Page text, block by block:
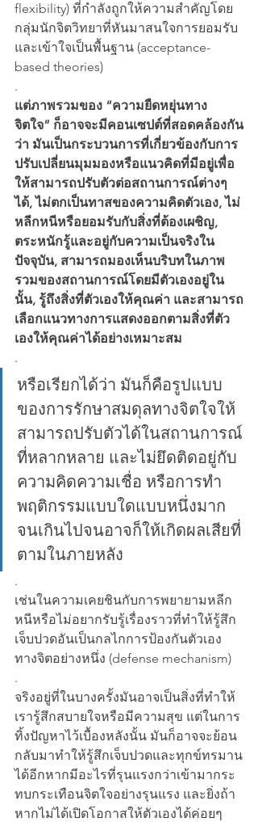
flexibility) ที่กำลังถูกให้ความสำคัญโดย
กลุ่มนักจิตวิทยาที่หันมาสนใจการยอมรับ
และเข้าใจเป็นพื้นฐาน (acceptance-
based theories)
.
แต่ภาพรวมของ “ความยืดหยุ่นทาง
จิตใจ” ก็อาจจะมีคอนเซปต์ที่สอดคล้องกัน
ว่า มันเป็นกระบวนการที่เกี่ยวข้องกับการ
ปรับเปลี่ยนมุมมองหรือแนวคิดที่มีอยู่เพื่อ
ให้สามารถปรับตัวต่อสถานการณ์ต่างๆ
ได้, ไม่ตกเป็นทาสของความคิดตัวเอง, ไม่
หลีกหนีหรือยอมรับกับสิ่งที่ต้องเผชิญ,
ตระหนักรู้และอยู่กับความเป็นจริงใน
ปัจจุบัน, สามารถมองเห็นบริบทในภาพ
รวมของสถานการณ์โดยมีตัวเองอยู่ใน
นั้น, รู้ถึงสิ่งที่ตัวเองให้คุณค่า และสามารถ
เลือกแนวทางการแสดงออกตามสิ่งที่ตัว
เองให้คุณค่าได้อย่างเหมาะสม
.
หรือเรียกได้ว่า มันก็คือรูปแบบ
ของการรักษาสมดุลทางจิตใจให้
สามารถปรับตัวได้ในสถานการณ์
ที่หลากหลาย และไม่ยึดติดอยู่กับ
ความคิดความเชื่อ หรือการทำ
พฤติกรรมแบบใดแบบหนึ่งมาก
จนเกินไปจนอาจก็ให้เกิดผลเสียที่
ตามในภายหลัง
.
เช่นในความเคยชินกับการพยายามหลีก
หนีหรือไม่อยากรับรู้เรื่องราวที่ทำให้รู้สึก
เจ็บปวดอันเป็นกลไกการป้องกันตัวเอง
ทางจิตอย่างหนึ่ง (defense mechanism)
.
จริงอยู่ที่ในบางครั้งมันอาจเป็นสิ่งที่ทำให้
เรารู้สึกสบายใจหรือมีความสุข แต่ในการ
ทิ้งปัญหาไว้เบื้องหลังนั้น มันก็อาจจะย้อน
กลับมาทำให้รู้สึกเจ็บปวดและทุกข์ทรมาน
ได้อีกหากมีอะไรที่รุนแรงกว่าเข้ามากระ
ทบกระเทือนจิตใจอย่างรุนแรง และยิ่งถ้า
หากไม่ได้เปิดโอกาสให้ตัวเองได้ค่อยๆ